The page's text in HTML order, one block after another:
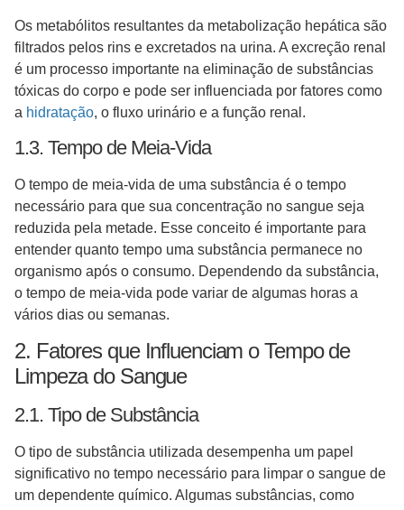
Os metabólitos resultantes da metabolização hepática são
filtrados pelos rins e excretados na urina. A excreção renal
é um processo importante na eliminação de substâncias
tóxicas do corpo e pode ser influenciada por fatores como
a hidratação, o fluxo urinário e a função renal.
1.3. Tempo de Meia-Vida
O tempo de meia-vida de uma substância é o tempo
necessário para que sua concentração no sangue seja
reduzida pela metade. Esse conceito é importante para
entender quanto tempo uma substância permanece no
organismo após o consumo. Dependendo da substância,
o tempo de meia-vida pode variar de algumas horas a
vários dias ou semanas.
2. Fatores que Influenciam o Tempo de
Limpeza do Sangue
2.1. Tipo de Substância
O tipo de substância utilizada desempenha um papel
significativo no tempo necessário para limpar o sangue de
um dependente químico. Algumas substâncias, como